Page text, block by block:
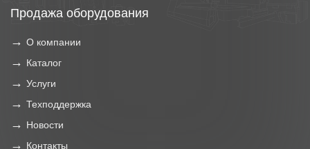
Продажа оборудования
О компании
Каталог
Услуги
Техподдержка
Новости
Контакты